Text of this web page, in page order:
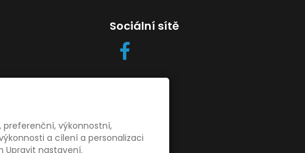
Sociální sítě
cookies
preferenční, výkonnostní,
a cílení a personalizaci
Upravit nastavení.